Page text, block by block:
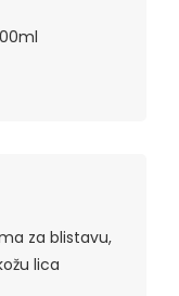
za blistavu,
lica